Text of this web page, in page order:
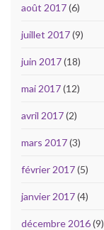
août 2017(6)
juillet 2017(9)
juin 2017(18)
mai 2017(12)
avril 2017(2)
mars 2017(3)
février 2017(5)
janvier 2017(4)
décembre 2016(9)